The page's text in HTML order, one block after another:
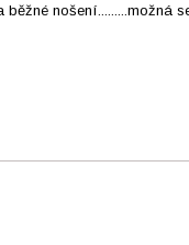
nošení.........možná